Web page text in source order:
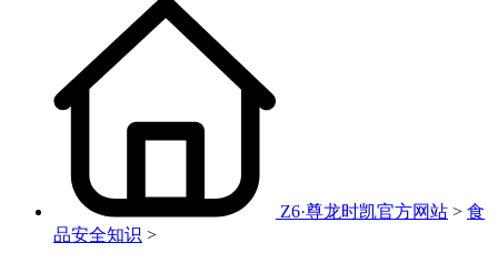
Z6·尊龙时凯官方网站 > 食
品安全知识 >